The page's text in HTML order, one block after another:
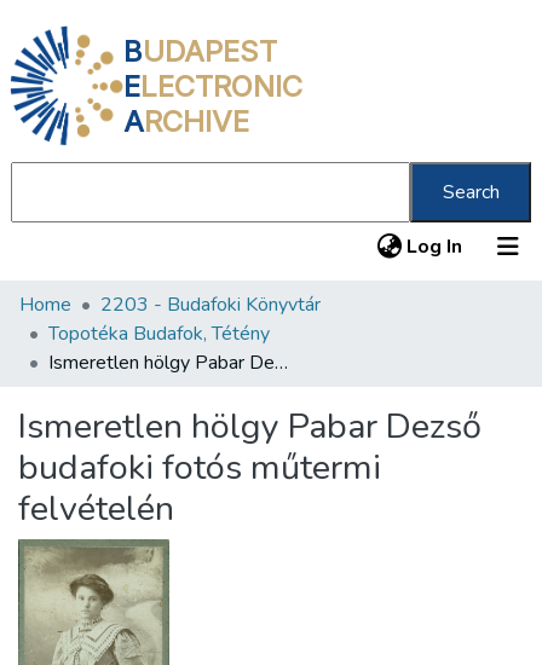
BUDAPEST
ELECTRONIC
ARCHIVE
Search
Log In (current)
Communities & Collections
All of DSpace
About us
Home
2203 - Budafoki Könyvtár
Topotéka Budafok, Tétény
Ismeretlen hölgy Pabar Dezső budafoki fotós műtermi felvételén
Ismeretlen hölgy Pabar Dezső
budafoki fotós műtermi
felvételén